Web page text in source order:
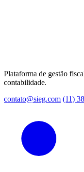
Plataforma de gestão
contabilidade.
contato@sieg.com (11)